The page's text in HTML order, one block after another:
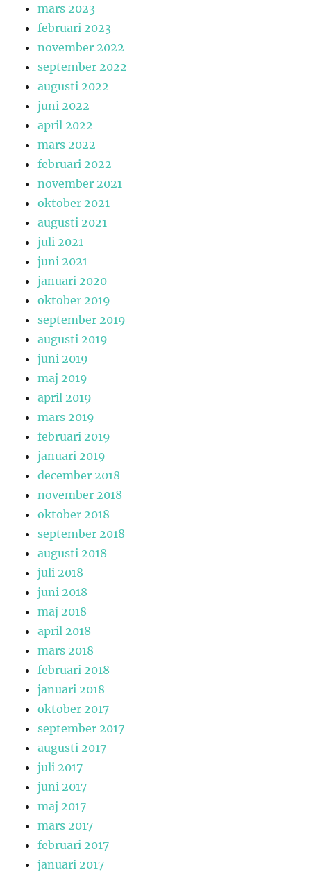
mars 2023
februari 2023
november 2022
september 2022
augusti 2022
juni 2022
april 2022
mars 2022
februari 2022
november 2021
oktober 2021
augusti 2021
juli 2021
juni 2021
januari 2020
oktober 2019
september 2019
augusti 2019
juni 2019
maj 2019
april 2019
mars 2019
februari 2019
januari 2019
december 2018
november 2018
oktober 2018
september 2018
augusti 2018
juli 2018
juni 2018
maj 2018
april 2018
mars 2018
februari 2018
januari 2018
oktober 2017
september 2017
augusti 2017
juli 2017
juni 2017
maj 2017
mars 2017
februari 2017
januari 2017